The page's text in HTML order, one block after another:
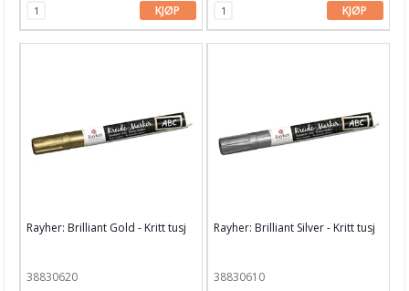
KJØP KJØP
Rayher: Brilliant Gold - Kritt tusj
38830620
Rayher: Brilliant Silver - Kritt tusj
38830610